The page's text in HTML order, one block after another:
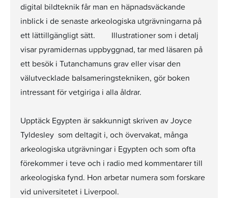
digital bildteknik får man en häpnadsväckande
inblick i de senaste arkeologiska utgrävningarna på
ett lättillgängligt sätt. Illustrationer som i detalj
visar pyramidernas uppbyggnad, tar med läsaren på
ett besök i Tutanchamuns grav eller visar den
välutvecklade balsameringstekniken, gör boken
intressant för vetgiriga i alla åldrar.
Upptäck Egypten är sakkunnigt skriven av Joyce
Tyldesley som deltagit i, och övervakat, många
arkeologiska utgrävningar i Egypten och som ofta
förekommer i teve och i radio med kommentarer till
arkeologiska fynd. Hon arbetar numera som forskare
vid universitetet i Liverpool.